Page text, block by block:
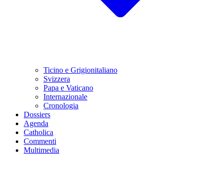
Ticino e Grigionitaliano
Svizzera
Papa e Vaticano
Internazionale
Cronologia
Dossiers
Agenda
Catholica
Commenti
Multimedia